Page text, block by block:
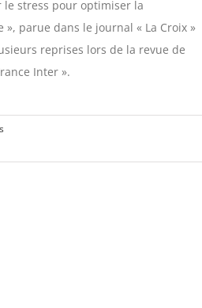
stress pour optimiser la
parue dans le journal « La Croix »
reprises lors de la revue de
Inter ».